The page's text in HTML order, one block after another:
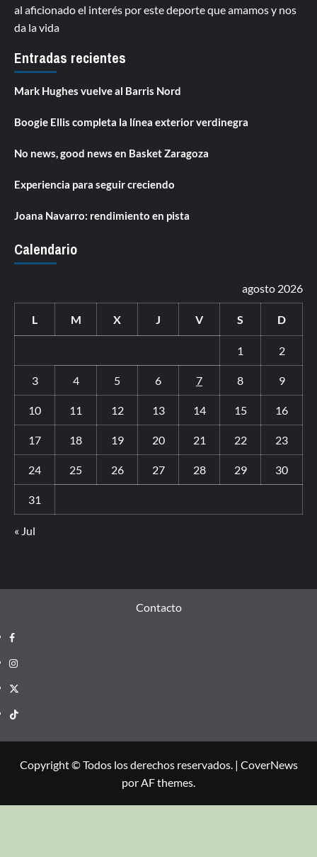
al aficionado el interés por este deporte que amamos y nos
da la vida
Entradas recientes
Mark Hughes vuelve al Barris Nord
Boogie Ellis completa la línea exterior verdinegra
No news, good news en Basket Zaragoza
Experiencia para seguir creciendo
Joana Navarro: rendimiento en pista
Calendario
agosto 2026
L M X J V S D
1 2
3 4 5 6 7 8 9
10 11 12 13 14 15 16
17 18 19 20 21 22 23
24 25 26 27 28 29 30
31
« Jul
Contacto
Copyright © Todos los derechos reservados. | CoverNews
por AF themes.